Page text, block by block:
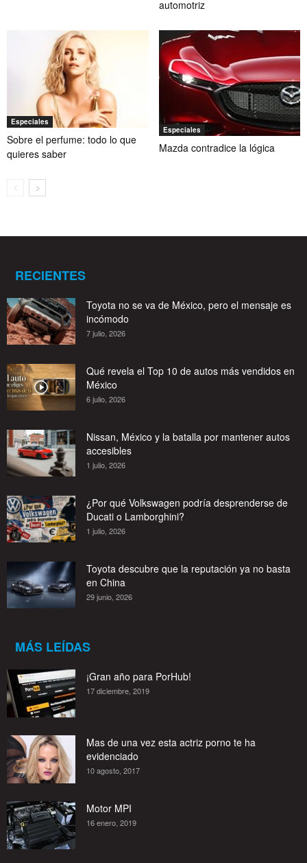
automotriz
Especiales
Sobre el perfume: todo lo que
quieres saber
Especiales
Mazda contradice la lógica
RECIENTES
Toyota no se va de México, pero el mensaje es
incómodo
7 julio, 2026
Qué revela el Top 10 de autos más vendidos en
México
6 julio, 2026
Nissan, México y la batalla por mantener autos
accesibles
1 julio, 2026
¿Por qué Volkswagen podría desprenderse de
Ducati o Lamborghini?
1 julio, 2026
Toyota descubre que la reputación ya no basta
en China
29 junio, 2026
MÁS LEÍDAS
¡Gran año para PorHub!
17 diciembre, 2019
Mas de una vez esta actriz porno te ha
evidenciado
10 agosto, 2017
Motor MPI
16 enero, 2019